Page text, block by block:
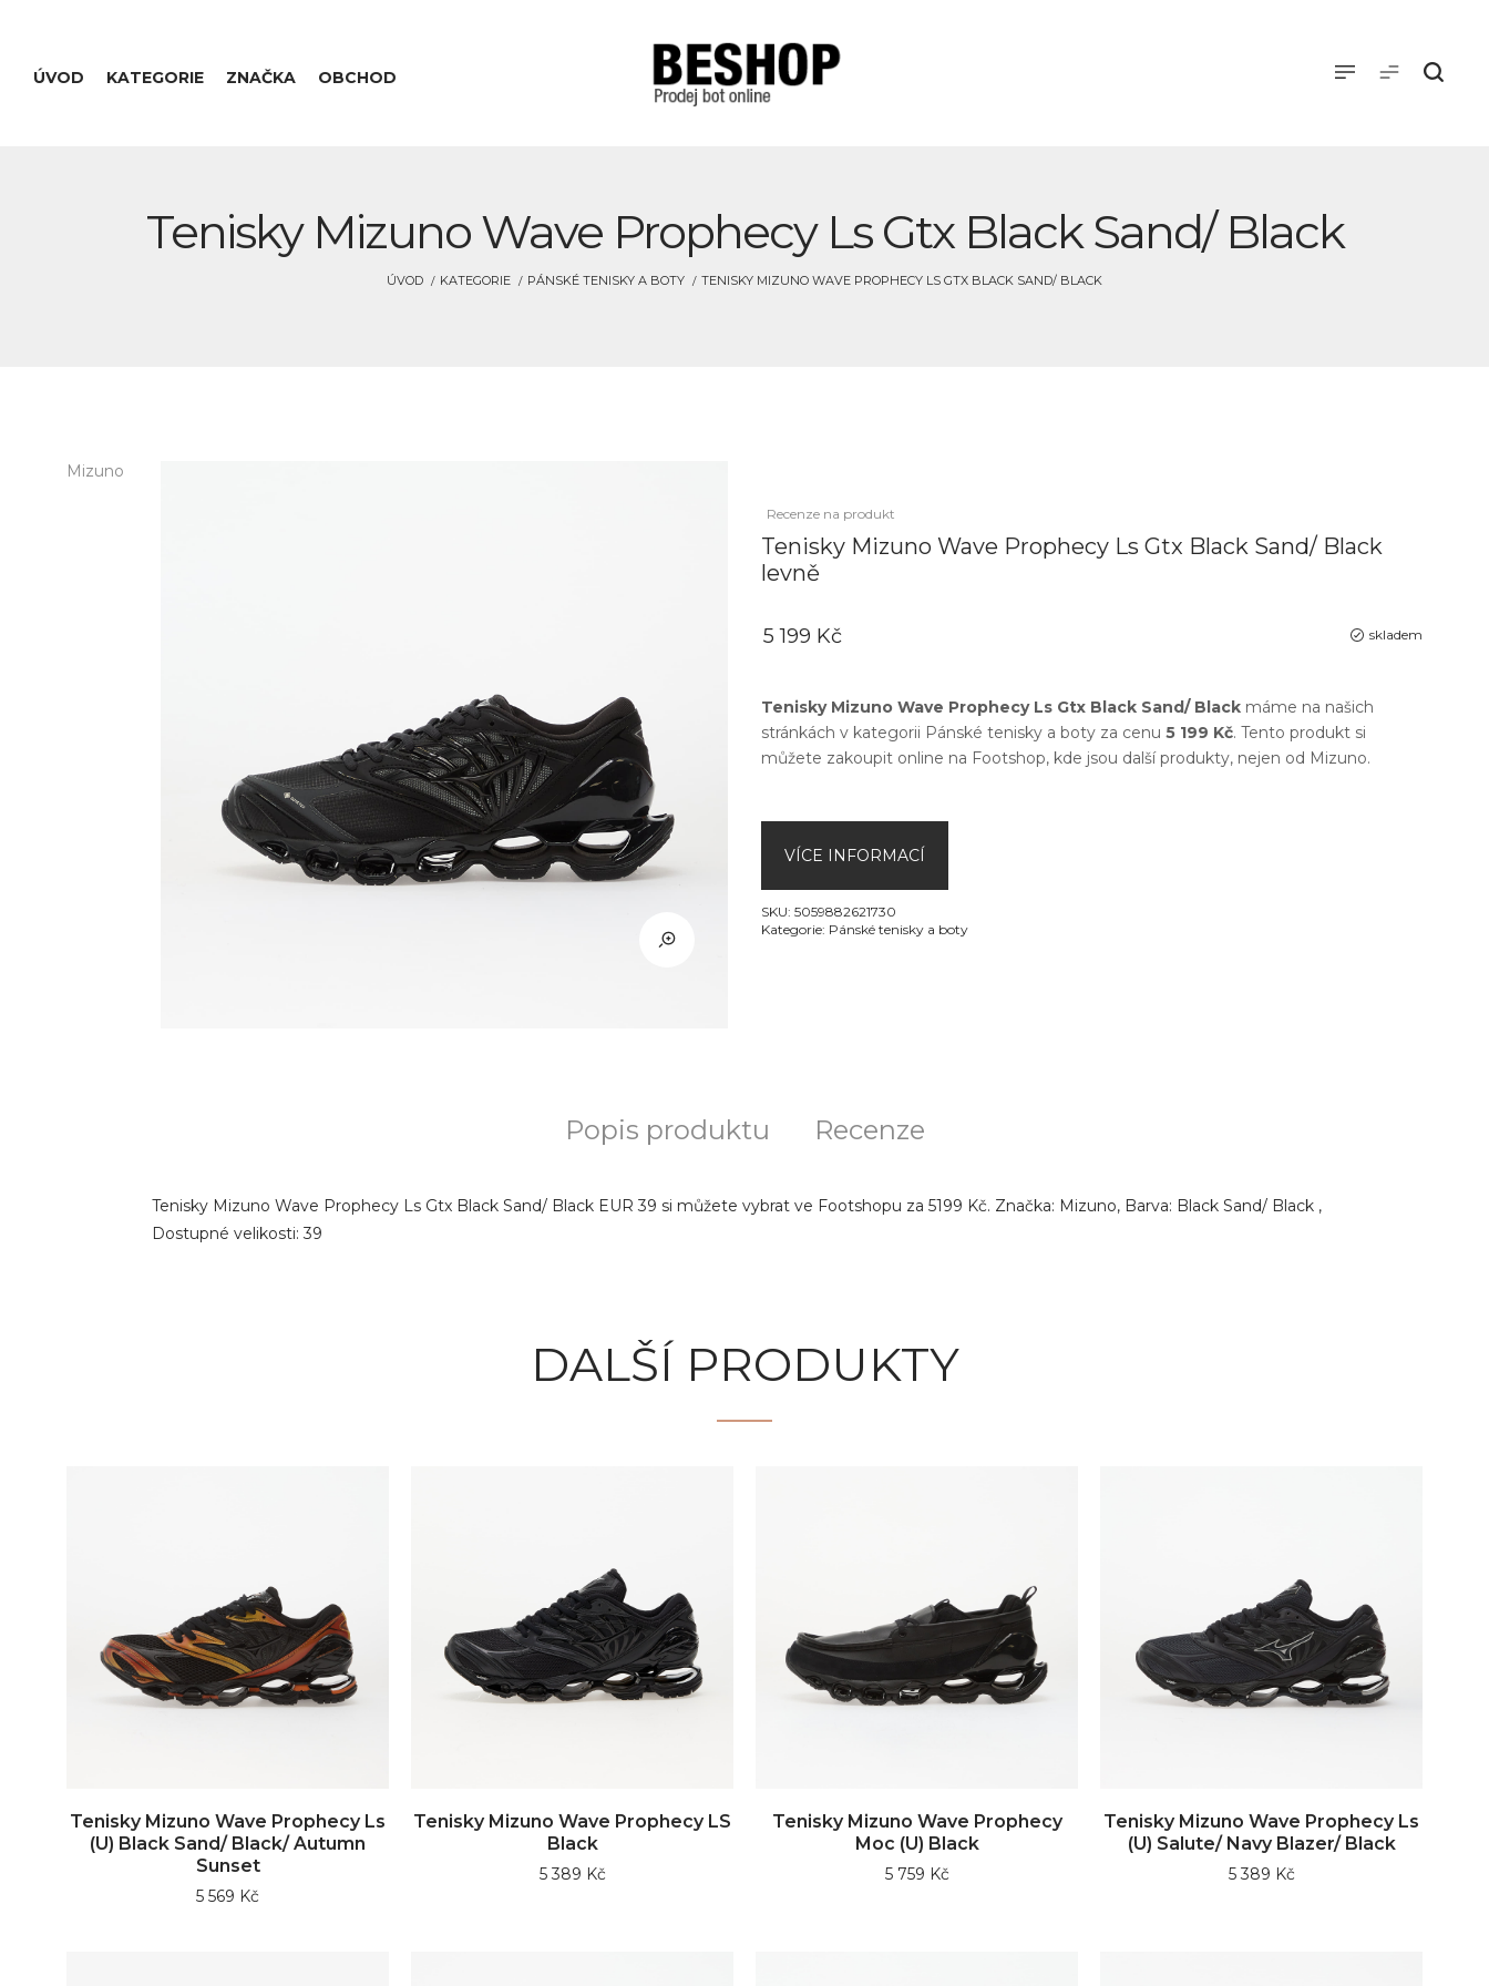
ÚVOD KATEGORIE ZNAČKA OBCHOD
Tenisky Mizuno Wave Prophecy Ls Gtx Black Sand/ Black
ÚVOD KATEGORIE PÁNSKÉ TENISKY A BOTY TENISKY MIZUNO WAVE PROPHECY LS GTX BLACK SAND/ BLACK
Mizuno
Recenze na produkt
Tenisky Mizuno Wave Prophecy Ls Gtx Black Sand/ Black
levně
skladem
5 199 Kč
Tenisky Mizuno Wave Prophecy Ls Gtx Black Sand/ Black máme na našich
stránkách v kategorii Pánské tenisky a boty za cenu 5 199 Kč. Tento produkt si
můžete zakoupit online na Footshop, kde jsou další produkty, nejen od Mizuno.
VÍCE INFORMACÍ
SKU: 5059882621730
Kategorie: Pánské tenisky a boty
Popis produktu Recenze
Tenisky Mizuno Wave Prophecy Ls Gtx Black Sand/ Black EUR 39 si můžete vybrat ve Footshopu za 5199 Kč. Značka: Mizuno, Barva: Black Sand/ Black ,
Dostupné velikosti: 39
DALŠÍ PRODUKTY
Tenisky Mizuno Wave Prophecy Ls
(U) Black Sand/ Black/ Autumn
Sunset
5 569 Kč
Tenisky Mizuno Wave Prophecy LS
Black
5 389 Kč
Tenisky Mizuno Wave Prophecy
Moc (U) Black
5 759 Kč
Tenisky Mizuno Wave Prophecy Ls
(U) Salute/ Navy Blazer/ Black
5 389 Kč